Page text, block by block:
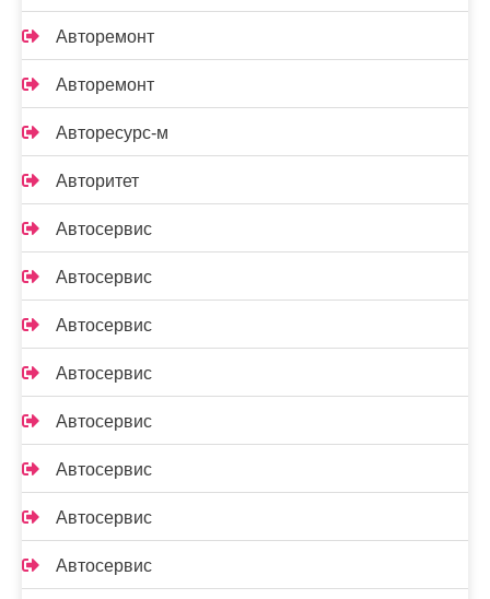
Авторемонт
Авторемонт
Авторесурс-м
Авторитет
Автосервис
Автосервис
Автосервис
Автосервис
Автосервис
Автосервис
Автосервис
Автосервис